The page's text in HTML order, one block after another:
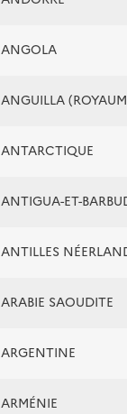
ANGOLA
ANGUILLA
ANTARCTIQUE
ANTIGUA-ET-
ANTILLES
ARABIE SAOUDITE
ARGENTINE
ARMÉNIE